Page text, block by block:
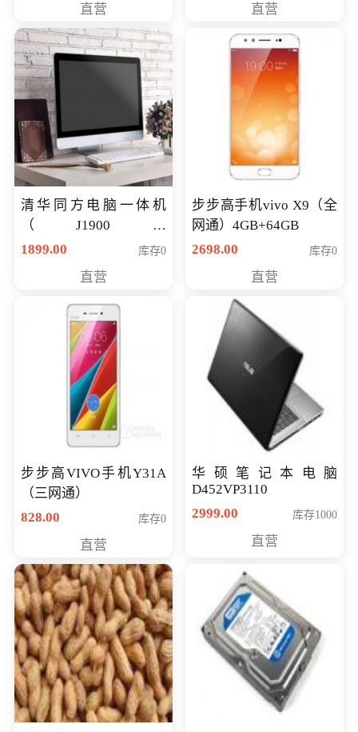
直营
清入门级摄像机
直营
清华同方电脑一体机
（J1900四
核/4G/120G0.8CM厚度
1899.00 库存0
直营
步步高手机vivo X9（全
网通）4GB+64GB
2698.00
库存0
直营
步步高VIVO手机Y31A
（三网通）
828.00
库存0
直营
华硕笔记本电脑
D452VP3110
2999.00
库存1000
直营